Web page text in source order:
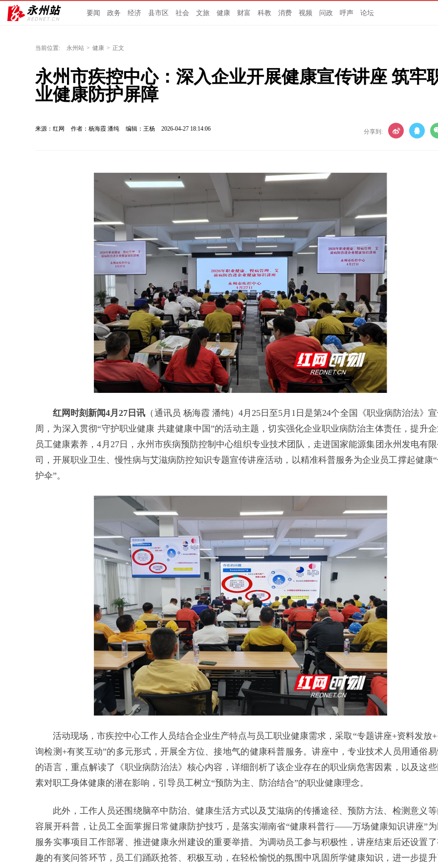
要闻 政务 经济 县市区 社会 文旅 健康 财富 科教 消费 视频 问政 呼声 论坛
当前位置: 永州站 > 健康 > 正文
永州市疾控中心：深入企业开展健康宣传讲座 筑牢
业健康防护屏障
来源：红网 作者：杨海霞 潘纯 编辑：王杨 2026-04-27 18:14:06 分享到:
红网时刻新闻4月27日讯 （通讯员 杨海霞 潘纯）4月25日至5月1日是第24个全国《职业病防治法》
周，为深入贯彻“守护职业健康 共建健康中国”的活动主题，切实强化企业职业病防治主体责任，提升
员工健康素养，4月27日，永州市疾病预防控制中心组织专业技术团队，走进国家能源集团永州发电有
司，开展职业卫生、慢性病与艾滋病防控知识专题宣传讲座活动，以精准科普服务为企业员工撑起健康
护伞”。
活动现场，市疾控中心工作人员结合企业生产特点与员工职业健康需求，采取“专题讲座+资料发放
询检测+有奖互动”的多元形式，开展全方位、接地气的健康科普服务。讲座中，专业技术人员用通俗
的语言，重点解读了《职业病防治法》核心内容，详细剖析了该企业存在的职业病危害因素，以及这些
素对职工身体健康的潜在影响，引导员工树立“预防为主、防治结合”的职业健康理念。
此外，工作人员还围绕脑卒中防治、健康生活方式以及艾滋病的传播途径、预防方法、检测意义
容展开科普，让员工全面掌握日常健康防护技巧，是落实湖南省“健康科普行——万场健康知识讲座”为
服务实事项目工作部署、推进健康永州建设的重要举措。为调动员工参与积极性，讲座结束后还设置
趣的有奖问答环节，员工们踊跃抢答、积极互动，在轻松愉悦的氛围中巩固所学健康知识，进一步提升